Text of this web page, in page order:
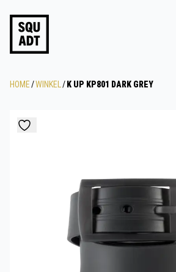
HOME/WINKEL / K UP KP801 DARK GREY